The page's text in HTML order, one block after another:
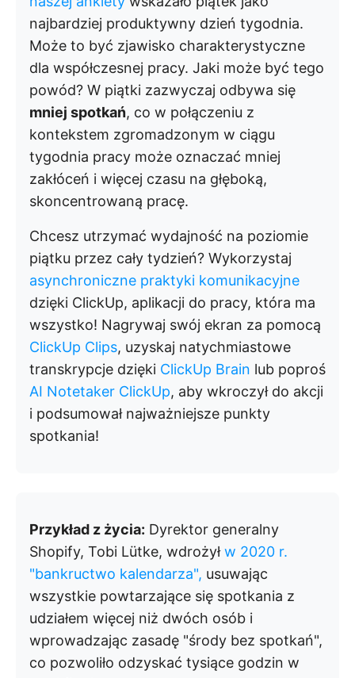
najbardziej produktywny dzień tygodnia.
Może to być zjawisko charakterystyczne
dla współczesnej pracy. Jaki może być tego
powód? W piątki zazwyczaj odbywa się
mniej spotkań, co w połączeniu z
kontekstem zgromadzonym w ciągu
tygodnia pracy może oznaczać mniej
zakłóceń i więcej czasu na głęboką,
skoncentrowaną pracę.
Chcesz utrzymać wydajność na poziomie
piątku przez cały tydzień? Wykorzystaj
asynchroniczne praktyki komunikacyjne
dzięki ClickUp, aplikacji do pracy, która ma
wszystko! Nagrywaj swój ekran za pomocą
ClickUp Clips, uzyskaj natychmiastowe
transkrypcje dzięki ClickUp Brain lub poproś
AI Notetaker ClickUp, aby wkroczył do akcji
i podsumował najważniejsze punkty
spotkania!
Przykład z życia: Dyrektor generalny
Shopify, Tobi Lütke, wdrożyłw 2020 r.
"bankructwo kalendarza", usuwając
wszystkie powtarzające się spotkania z
udziałem więcej niż dwóch osób i
wprowadzając zasadę "środy bez spotkań",
co pozwoliło odzyskać tysiące godzin w